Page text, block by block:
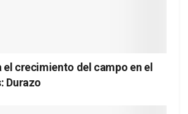
el crecimiento del campo en el
Durazo